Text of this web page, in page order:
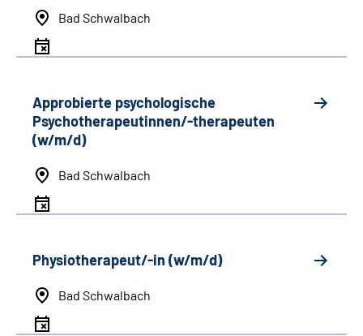
Bad Schwalbach
Approbierte psychologische
Psychotherapeutinnen/-therapeuten
(w/m/d)
Bad Schwalbach
Physiotherapeut/-in (w/m/d)
Bad Schwalbach